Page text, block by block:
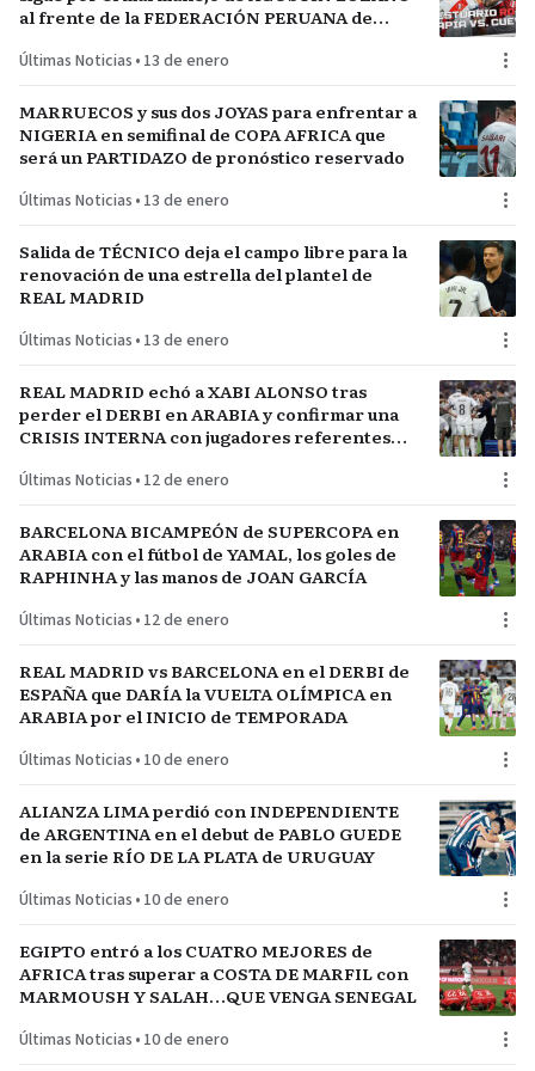
al frente de la FEDERACIÓN PERUANA de
Últimas Noticias • 13 de enero
MARRUECOS y sus dos JOYAS para enfrentar a
NIGERIA en semifinal de COPA AFRICA que
será un PARTIDAZO de pronóstico reservado
Últimas Noticias • 13 de enero
Salida de TÉCNICO deja el campo libre para la
renovación de una estrella del plantel de
REAL MADRID
Últimas Noticias • 13 de enero
REAL MADRID echó a XABI ALONSO tras
perder el DERBI en ARABIA y confirmar una
CRISIS INTERNA con jugadores referentes
Últimas Noticias • 12 de enero
BARCELONA BICAMPEÓN de SUPERCOPA en
ARABIA con el fútbol de YAMAL, los goles de
RAPHINHA y las manos de JOAN GARCÍA
Últimas Noticias • 12 de enero
REAL MADRID vs BARCELONA en el DERBI de
ESPAÑA que DARÍA la VUELTA OLÍMPICA en
ARABIA por el INICIO de TEMPORADA
Últimas Noticias • 10 de enero
ALIANZA LIMA perdió con INDEPENDIENTE
de ARGENTINA en el debut de PABLO GUEDE
en la serie RÍO DE LA PLATA de URUGUAY
Últimas Noticias • 10 de enero
EGIPTO entró a los CUATRO MEJORES de
AFRICA tras superar a COSTA DE MARFIL con
MARMOUSH Y SALAH…QUE VENGA SENEGAL
Últimas Noticias • 10 de enero